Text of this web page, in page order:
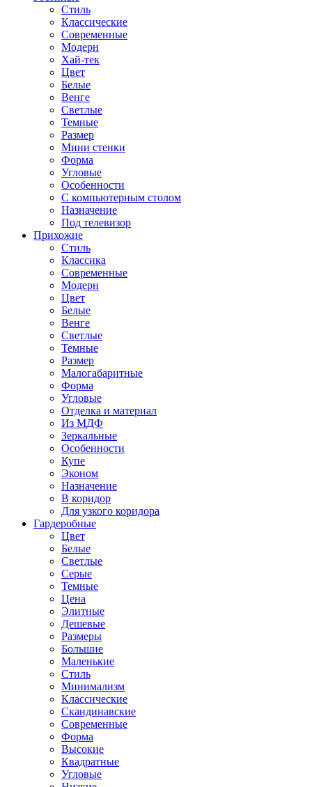
Стиль
Классические
Современные
Модерн
Хай-тек
Цвет
Белые
Венге
Светлые
Темные
Размер
Мини стенки
Форма
Угловые
Особенности
С компьютерным столом
Назначение
Под телевизор
Прихожие
Стиль
Классика
Современные
Модерн
Цвет
Белые
Венге
Светлые
Темные
Размер
Малогабаритные
Форма
Угловые
Отделка и материал
Из МДФ
Зеркальные
Особенности
Купе
Эконом
Назначение
В коридор
Для узкого коридора
Гардеробные
Цвет
Белые
Светлые
Серые
Темные
Цена
Элитные
Дешевые
Размеры
Большие
Маленькие
Стиль
Минимализм
Классические
Скандинавские
Современные
Форма
Высокие
Квадратные
Угловые